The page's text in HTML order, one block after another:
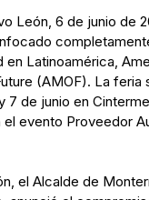
León, 6 de junio de
Latinoamérica,
(AMOF). La feria
7 de junio en
evento Proveedor
el Alcalde de